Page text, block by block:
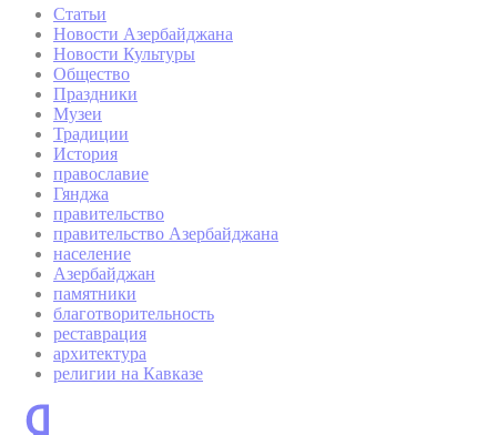
Статьи
Новости Азербайджана
Новости Культуры
Общество
Праздники
Музеи
Традиции
История
православие
Гянджа
правительство
правительство Азербайджана
население
Азербайджан
памятники
благотворительность
реставрация
архитектура
религии на Кавказе